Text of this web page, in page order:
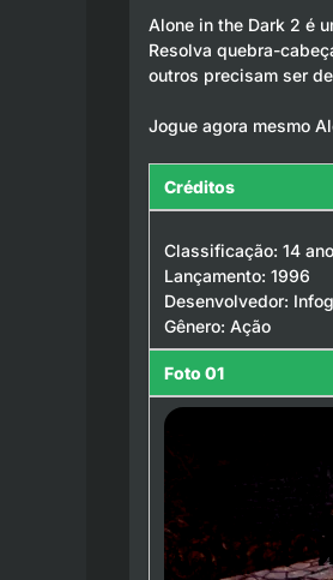
Alone in the Dark 2 é
Resolva quebra-
outros precisam ser
Jogue agora mesmo
Créditos
Classificação: 14
Lançamento: 1996
Desenvolvedor:
Gênero: Ação
Foto 01